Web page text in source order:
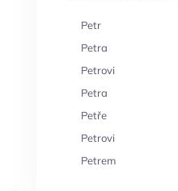
Petr
Petra
Petrovi
Petra
Petře
Petrovi
Petrem